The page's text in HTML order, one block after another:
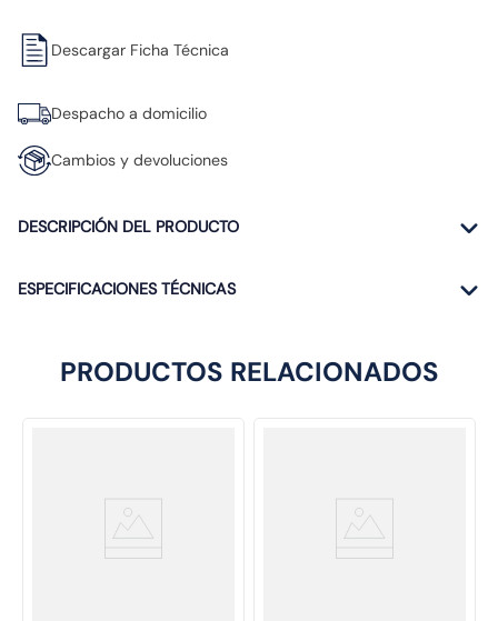
Descargar Ficha Técnica
Despacho a domicilio
Cambios y devoluciones
DESCRIPCIÓN DEL PRODUCTO
ESPECIFICACIONES TÉCNICAS
PRODUCTOS RELACIONADOS